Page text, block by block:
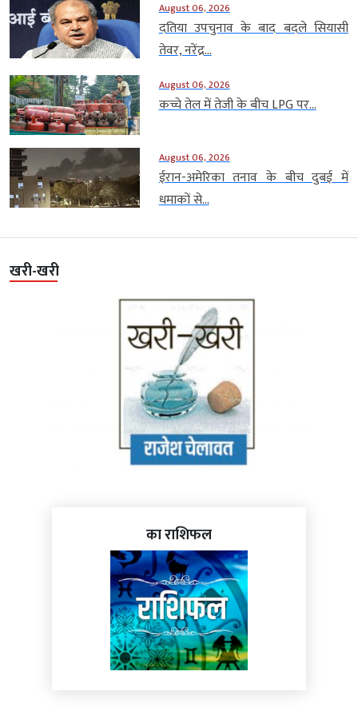
August 06, 2026
दतिया उपचुनाव के बाद बदले सियासी
तेवर, नरेंद्र...
August 06, 2026
कच्चे तेल में तेजी के बीच LPG पर...
August 06, 2026
ईरान-अमेरिका तनाव के बीच दुबई में
धमाकों से...
खरी-खरी
का राशिफल